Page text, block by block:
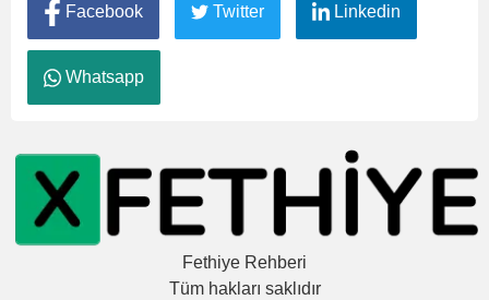
Facebook Twitter Linkedin
Whatsapp
Fethiye Rehberi
Tüm hakları saklıdır